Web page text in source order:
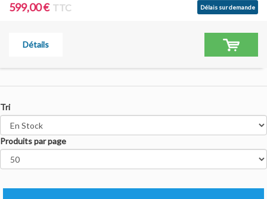
599,00 € TTC Délais sur demande
Détails
Tri
Produits par page